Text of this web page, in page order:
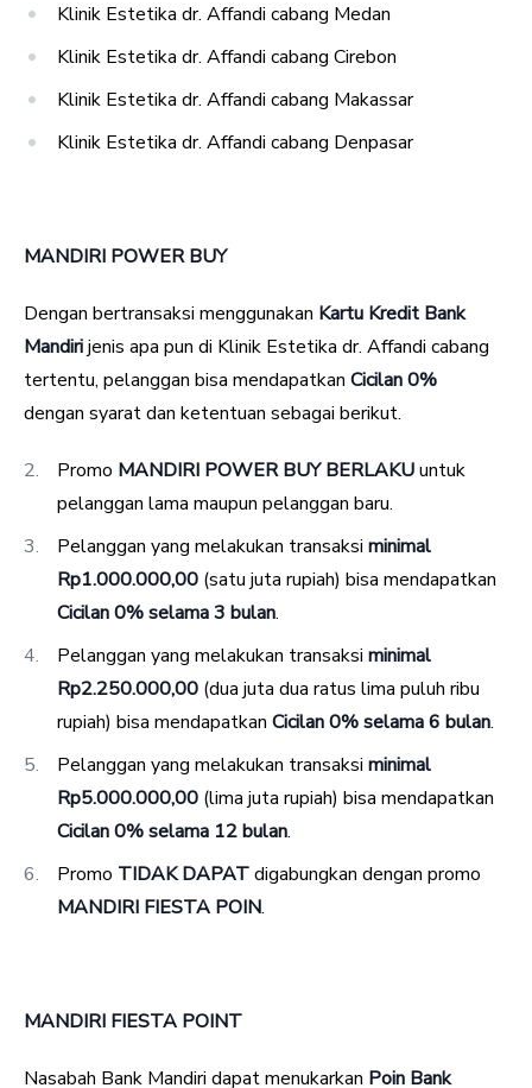
Klinik Estetika dr. Affandi cabang Medan
Klinik Estetika dr. Affandi cabang Cirebon
Klinik Estetika dr. Affandi cabang Makassar
Klinik Estetika dr. Affandi cabang Denpasar
MANDIRI POWER BUY
Dengan bertransaksi menggunakan Kartu Kredit Bank
Mandirijenis apa pun di Klinik Estetika dr. Affandi cabang
tertentu, pelanggan bisa mendapatkan Cicilan 0%
dengan syarat dan ketentuan sebagai berikut.
Promo MANDIRI POWER BUY BERLAKUuntuk
pelanggan lama maupun pelanggan baru.
Pelanggan yang melakukan transaksi minimal
Rp1.000.000,00 (satu juta rupiah) bisa mendapatkan
Cicilan 0% selama 3 bulan.
Pelanggan yang melakukan transaksi minimal
Rp2.250.000,00 (dua juta dua ratus lima puluh ribu
rupiah) bisa mendapatkan Cicilan 0% selama 6 bulan.
Pelanggan yang melakukan transaksi minimal
Rp5.000.000,00 (lima juta rupiah) bisa mendapatkan
Cicilan 0% selama 12 bulan.
Promo TIDAK DAPATdigabungkan dengan promo
MANDIRI FIESTA POIN.
MANDIRI FIESTA POINT
Nasabah Bank Mandiri dapat menukarkan Poin Bank